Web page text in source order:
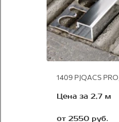
1409 PJQACS
Цена за 2,7 м
от 2550 руб.